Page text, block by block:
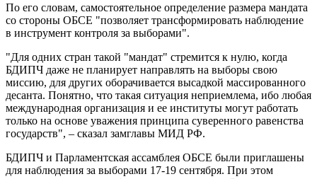
По его словам, самостоятельное определение размера мандата
со стороны ОБСЕ "позволяет трансформировать наблюдение
в инструмент контроля за выборами".
"Для одних стран такой "мандат" стремится к нулю, когда
БДИПЧ даже не планирует направлять на выборы свою
миссию, для других оборачивается высадкой массированного
десанта. Понятно, что такая ситуация неприемлема, ибо любая
международная организация и ее институты могут работать
только на основе уважения принципа суверенного равенства
государств", – сказал замглавы МИД РФ.
БДИПЧ и Парламентская ассамблея ОБСЕ были приглашены
для наблюдения за выборами 17-19 сентября. При этом